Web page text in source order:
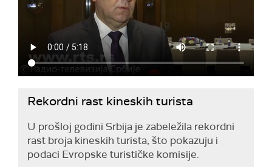
Rekordni rast kineskih turista
U prošloj godini Srbija je zabeležila rekordni
rast broja kineskih turista, što pokazuju i
podaci Evropske turističke komisije.